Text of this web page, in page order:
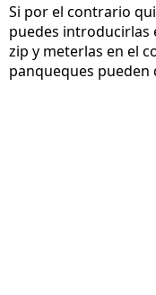
Si por el contrario
puedes introducirlas
zip y meterlas en el
panqueques pueden